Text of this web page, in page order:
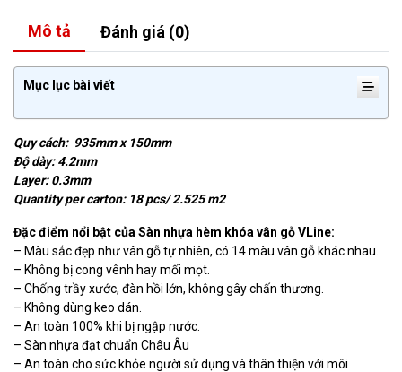
Mô tả Đánh giá (0)
Mục lục bài viết
Quy cách: 935mm x 150mm
Độ dày: 4.2mm
Layer: 0.3mm
Quantity per carton: 18 pcs/ 2.525 m2
Đặc điểm nổi bật của Sàn nhựa hèm khóa vân gỗ VLine:
– Màu sắc đẹp như vân gỗ tự nhiên, có 14 màu vân gỗ khác nhau.
– Không bị cong vênh hay mối mọt.
– Chống trầy xước, đàn hồi lớn, không gây chấn thương.
– Không dùng keo dán.
– An toàn 100% khi bị ngập nước.
– Sàn nhựa đạt chuẩn Châu Âu
– An toàn cho sức khỏe người sử dụng và thân thiện với môi